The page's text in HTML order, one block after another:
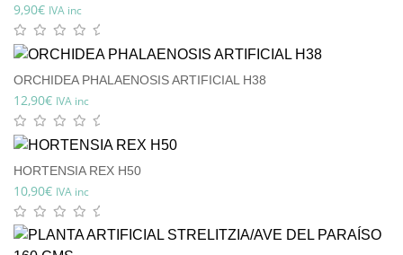
9,90€ IVA inc
ORCHIDEA PHALAENOSIS ARTIFICIAL H38
12,90€ IVA inc
HORTENSIA REX H50
10,90€ IVA inc